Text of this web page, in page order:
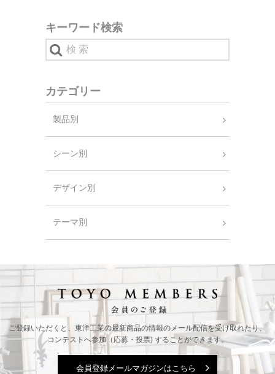
キーワード検索
カテゴリー
製品別
シーン別
デザイン別
テーマ別
ご登録いただくと、東洋工業の最新商品の情報のメール配信を受け取れたり、
コンテストへ参加（応募・投票) することができます。
会員登録メールマガジンはこちら